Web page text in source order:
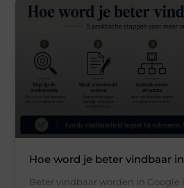
Hoe word je beter vindbaar
Beter vindbaar worden in Google